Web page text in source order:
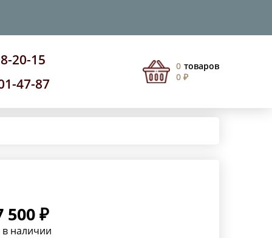
20-15
47-87
0 товаров
0 ₽
500 ₽
в наличии